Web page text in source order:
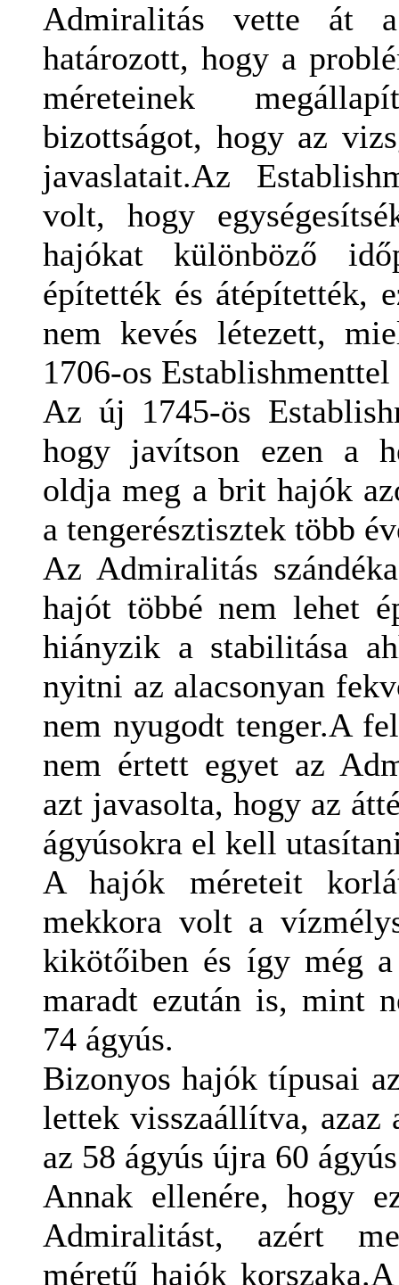
Admiralitás vette át
határozott, hogy a
méreteinek
bizottságot, hogy az
javaslatait.Az
volt, hogy
hajókat különböző
építették és átépítették,
nem kevés létezett,
1706-os
Az új 1745-ös
hogy javítson ezen a
oldja meg a brit hajók
a tengerésztisztek több
Az Admiralitás
hajót többé nem lehet
hiányzik a stabilitása
nyitni az alacsonyan
nem nyugodt tenger.A
nem értett egyet az
azt javasolta, hogy az
ágyúsokra el kell
A hajók méreteit
mekkora volt a
kikötőiben és így még
maradt ezután is, mint
74 ágyús.
Bizonyos hajók típusai
lettek visszaállítva, azaz
az 58 ágyús újra 60
Annak ellenére, hogy
Admiralitást, azért
méretű hajók korszaka.